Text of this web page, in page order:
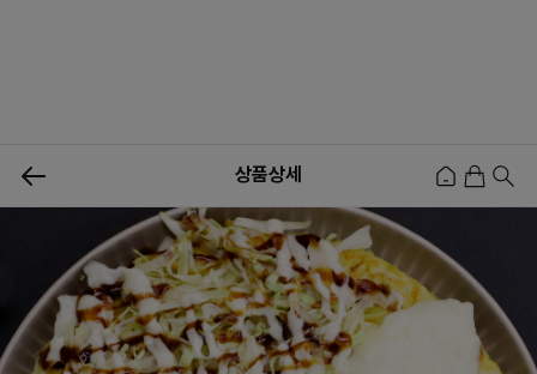
이벤트메뉴쇼핑사업자등업신청
상품상세